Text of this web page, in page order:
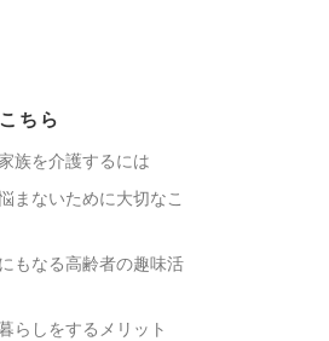
ちら
族を介護するには
まないために大切なこ
もなる高齢者の趣味活
らしをするメリット